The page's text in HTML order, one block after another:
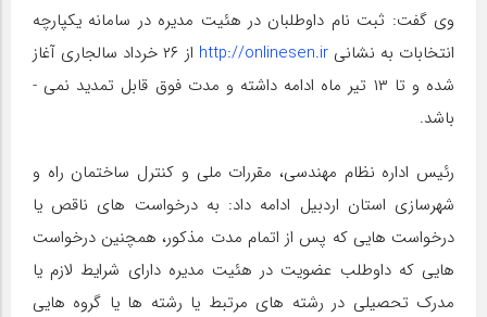
وی گفت: ثبت نام داوطلبان در هئیت مدیره در سامانه یکپارچه
انتخابات به نشانیhttp://onlinesen.ir
از ۲۶ خرداد سالجاری آغاز
شده و تا ۱۳ تیر ماه ادامه داشته و مدت فوق قابل تمدید نمی ­
باشد.
رئیس اداره نظام مهندسی، مقررات ملی و کنترل ساختمان راه و
شهرسازی استان اردبیل ادامه داد: به درخواست های ناقص یا
درخواست هایی که پس از اتمام مدت مذکور، همچنین درخواست
هایی که داوطلب عضویت در هئیت مدیره دارای شرایط لازم یا
مدرک تحصیلی در رشته های مرتبط یا رشته ها یا گروه هایی